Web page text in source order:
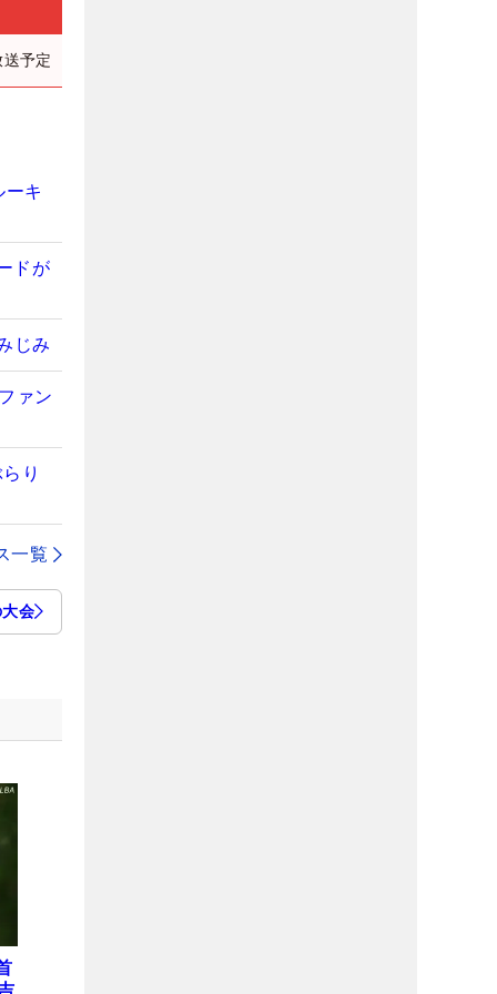
予定
キ
ドが
じみ
ァン
り
一覧
会